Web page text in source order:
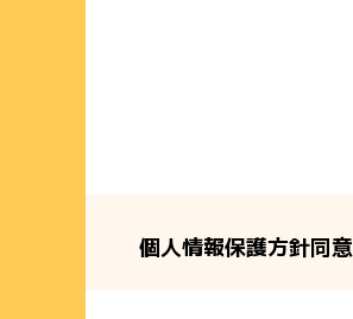
個人情報保護方針同意